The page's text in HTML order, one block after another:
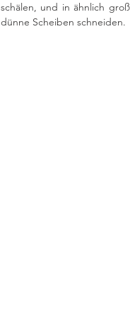
schälen, und in ähnlich
dünne Scheiben schneiden.